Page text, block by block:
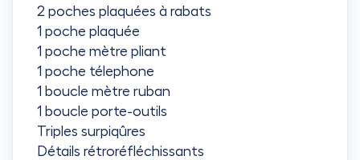
2 poches plaquées à rabats
1 poche plaquée
1 poche mètre pliant
1 poche télephone
1 boucle mètre ruban
1 boucle porte-outils
Triples surpiqûres
Détails rétroréfléchissants